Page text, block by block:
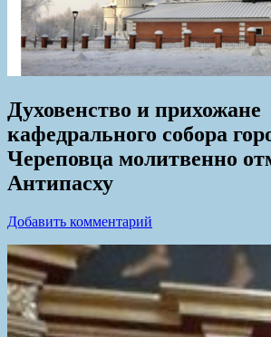
Духовенство и прихожане
кафедрального собора
Череповца молитвенно
Антипасху
Добавить комментарий